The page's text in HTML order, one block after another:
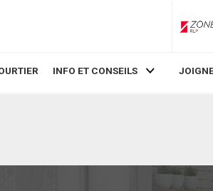
INFO ET CONSEILS